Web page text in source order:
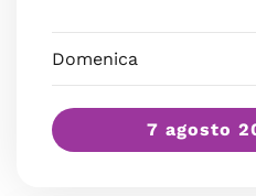
Domenica
7 agosto